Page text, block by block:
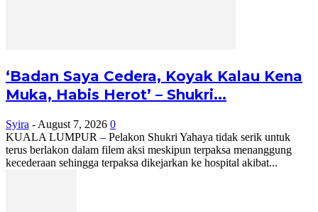
‘Badan Saya Cedera, Koyak Kalau Kena
Muka, Habis Herot’ – Shukri...
Syira - August 7, 2026 0
KUALA LUMPUR – Pelakon Shukri Yahaya tidak serik untuk
terus berlakon dalam filem aksi meskipun terpaksa menanggung
kecederaan sehingga terpaksa dikejarkan ke hospital akibat...